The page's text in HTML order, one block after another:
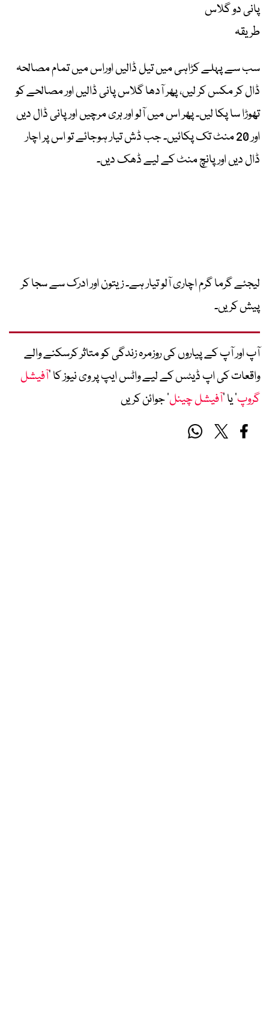
پانی دو گلاس
طریقہ
سب سے پہلے کڑاہی میں تیل ڈالیں اوراس میں تمام مصالحہ
ڈال کر مکس کر لیں، پھر آدھا گلاس پانی ڈالیں اور مصالحے کو
تھوڑا سا پکا لیں۔ پھر اس میں آلو اور ہری مرچیں اور پانی ڈال دیں
اور 20 منٹ تک پکائیں۔ جب ڈش تیار ہوجائے تو اس پر اچار
ڈال دیں اور پانچ منٹ کے لیے ڈھک دیں۔
لیجئے گرما گرم اچاری آلو تیار ہے۔ زیتون اور ادرک سے سجا کر
پیش کریں۔
آپ اور آپ کے پیاروں کی روزمرہ زندگی کو متاثر کرسکنے والے
واقعات کی اپ ڈیٹس کے لیے واٹس ایپ پر وی نیوز کا ’آفیشل
گروپ‘ یا ’آفیشل چینل‘ جوائن کریں